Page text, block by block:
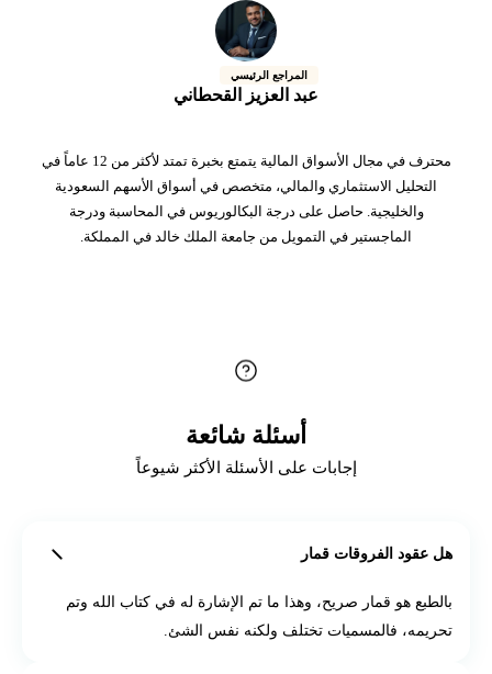
المراجع الرئيسي
عبد العزيز القحطاني
محترف في مجال الأسواق المالية يتمتع بخبرة تمتد لأكثر من 12 عاماً في
التحليل الاستثماري والمالي، متخصص في أسواق الأسهم السعودية
والخليجية. حاصل على درجة البكالوريوس في المحاسبة ودرجة
الماجستير في التمويل من جامعة الملك خالد في المملكة.
أسئلة شائعة
إجابات على الأسئلة الأكثر شيوعاً
هل عقود الفروقات قمار
بالطبع هو قمار صريح، وهذا ما تم الإشارة له في كتاب الله وتم
تحريمه، فالمسميات تختلف ولكنه نفس الشئ.